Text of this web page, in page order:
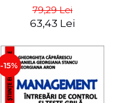
79,29 Lei
63,43 Lei
-15%